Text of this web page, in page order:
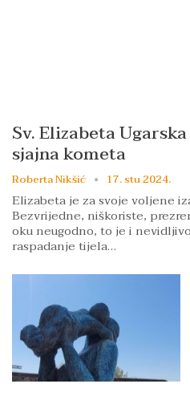
Sv. Elizabeta
sjajna kometa
Roberta Nikšić 17. stu 2024.
Elizabeta je za svoje voljene
Bezvrijedne, niškoriste,
oku neugodno, to je i
raspadanje tijela…